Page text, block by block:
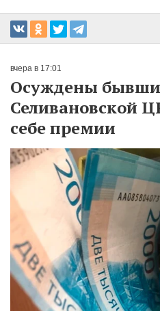
вчера в 17:01
Осуждены
Селивановской
себе премии